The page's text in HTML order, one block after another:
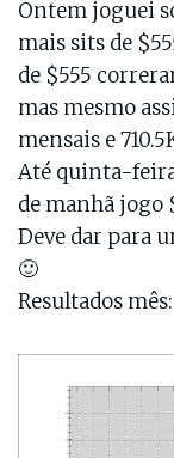
Ontem joguei
mais sits de
de $555
mas mesmo
mensais e
Até quinta-
de manhã jogo
Deve dar para
🙂
Resultados mês: